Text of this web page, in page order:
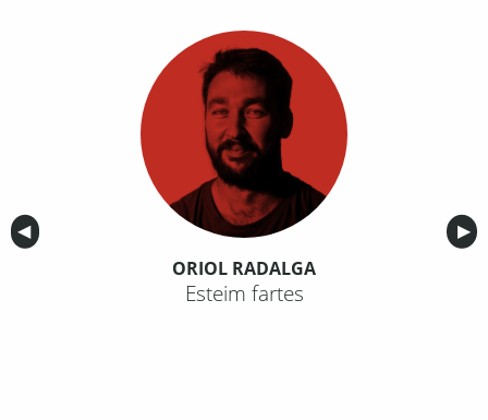
Anterior
◀︎ ▶︎
ORIOL RADALGA
Esteim fartes